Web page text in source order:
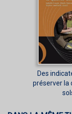
Des
préserver la